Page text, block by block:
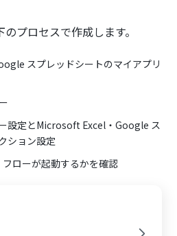
プロセスで作成します。
スプレッドシートのマイアプリ
設定とMicrosoft Excel・Google ス
ション設定
フローが起動するかを確認